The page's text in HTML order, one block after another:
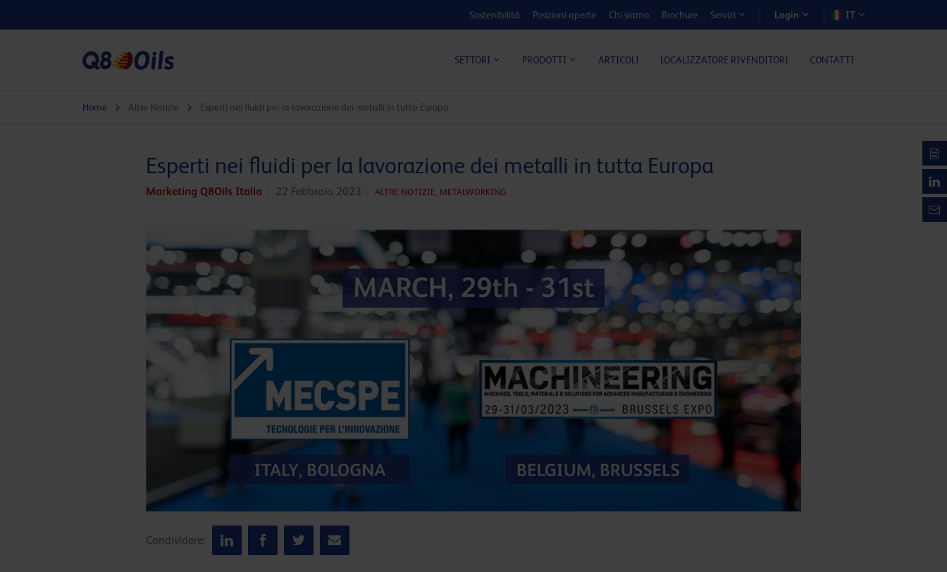
Sostenibilità Posizioni aperte Chi siamo Brochure Servizi Login IT
SETTORI PRODOTTI ARTICOLI LOCALIZZATORE RIVENDITORI CONTATTI
Home Altre Notizie Esperti nei fluidi per la lavorazione dei metalli in tutta Europa
Esperti nei fluidi per la lavorazione dei metalli in tutta Europa
Marketing Q8Oils Italia 22 Febbraio 2023 ALTRE NOTIZIE, METALWORKING
Condividere: